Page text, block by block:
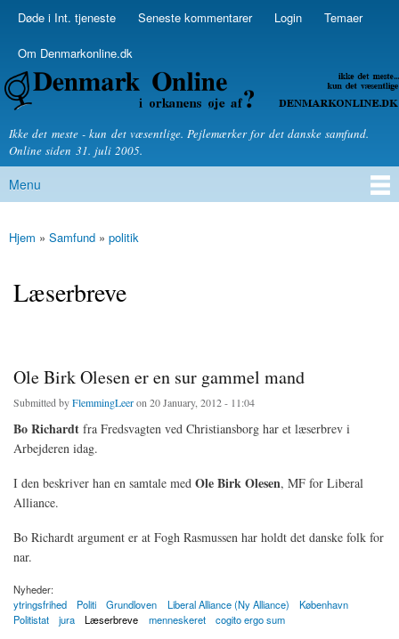
Skip to
Secondary menu
Døde i Int. tjeneste Seneste kommentarer Login Temaer
Om Denmarkonline.dk
Denmarkonline.dk - blognyheder om politik
Ikke det meste - kun det væsentlige. Pejlemærker for det danske samfund.
Online siden 31. juli 2005.
Main menu
Menu
You are here
Hjem » Samfund » politik
Læserbreve
Ole Birk Olesen er en sur gammel mand
Submitted byFlemmingLeeron 20 January, 2012 - 11:04
Bo Richardt fra Fredsvagten ved Christiansborg har et læserbrev i
Arbejderen idag.
I den beskriver han en samtale med Ole Birk Olesen, MF for Liberal
Alliance.
Bo Richardt argument er at Fogh Rasmussen har holdt det danske folk for
nar.
Nyheder:
ytringsfrihed
Politi Grundloven Liberal Alliance (Ny Alliance)
København
Politistat
jura Læserbreve menneskeret cogito ergo sum